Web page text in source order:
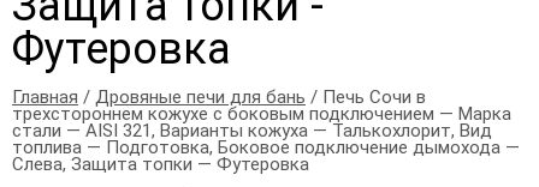
Футеровка
Главная / Дровяные печи для бань / Печь Сочи в
трехстороннем кожухе с боковым подключением — Марка
стали — AISI 321, Варианты кожуха — Талькохлорит, Вид
топлива — Подготовка, Боковое подключение дымохода —
Слева, Защита топки — Футеровка